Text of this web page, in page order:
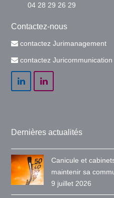
04 28 29 26 29
Contactez-nous
contactez Jurimanagement
contactez Juricommunication
LinkedInLinkedIn
Dernières actualités
Canicule et
maintenir sa
9 juillet 2026